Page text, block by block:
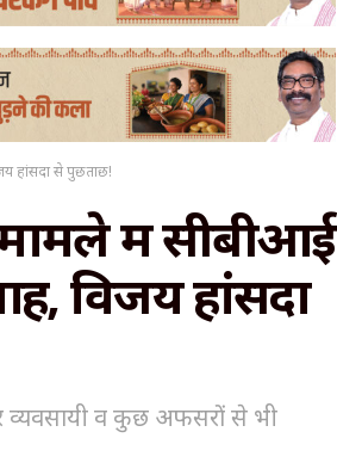
हांसदा से पुछताछ!
में सीबीआई
विजय हांसदा
व कुछ अफसरों से भी